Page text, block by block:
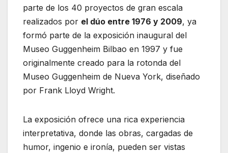
parte de los 40 proyectos de gran escala
realizados por el dúo entre 1976 y 2009, ya
formó parte de la exposición inaugural del
Museo Guggenheim Bilbao en 1997 y fue
originalmente creado para la rotonda del
Museo Guggenheim de Nueva York, diseñado
por Frank Lloyd Wright.
La exposición ofrece una rica experiencia
interpretativa, donde las obras, cargadas de
humor, ingenio e ironía, pueden ser vistas